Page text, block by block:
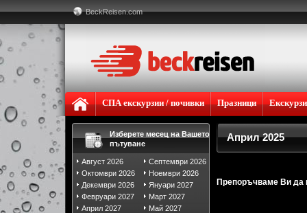
BeckReisen.com
СПА екскурзии / почивки Празници
Изберете месец на Вашето
пътуване
Август 2026
Септември 2026
Октомври 2026
Ноември 2026
Декември 2026
Януари 2027
Февруари 2027
Март 2027
Април 2027
Май 2027
Април 2025
Препоръчваме Ви да